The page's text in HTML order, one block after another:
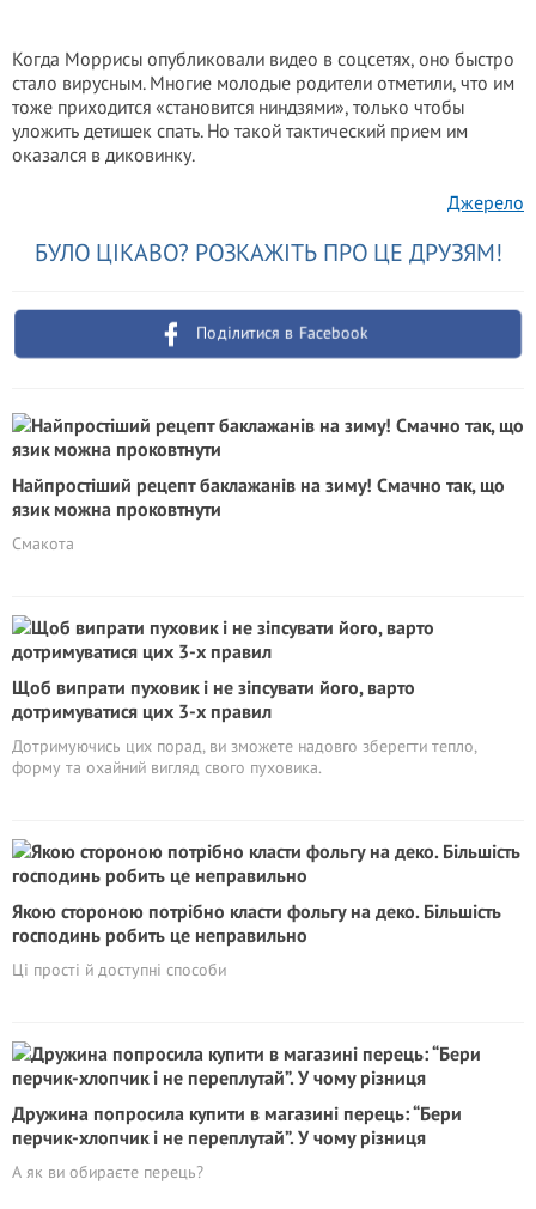
Когда Моррисы опубликовали видео в соцсетях, оно быстро
стало вирусным. Многие молодые родители отметили, что им
тоже приходится «становится ниндзями», только чтобы
уложить детишек спать. Но такой тактический прием им
оказался в диковинку.
Джерело
БУЛО ЦІКАВО? РОЗКАЖІТЬ ПРО ЦЕ ДРУЗЯМ!
Поділитися в Facebook
Найпростіший рецепт баклажанів на зиму! Смачно так, що
язик можна проковтнути
Смакота
Щоб випрати пуховик і не зіпсувати його, варто
дотримуватися цих 3-х правил
Дотримуючись цих порад, ви зможете надовго зберегти тепло,
форму та охайний вигляд свого пуховика.
Якою стороною потрібно класти фольгу на деко. Більшість
господинь робить це неправильно
Ці прості й доступні способи
Дружина попросила купити в магазині перець: “Бери
перчик-хлопчик і не переплутай”. У чому різниця
А як ви обираєте перець?